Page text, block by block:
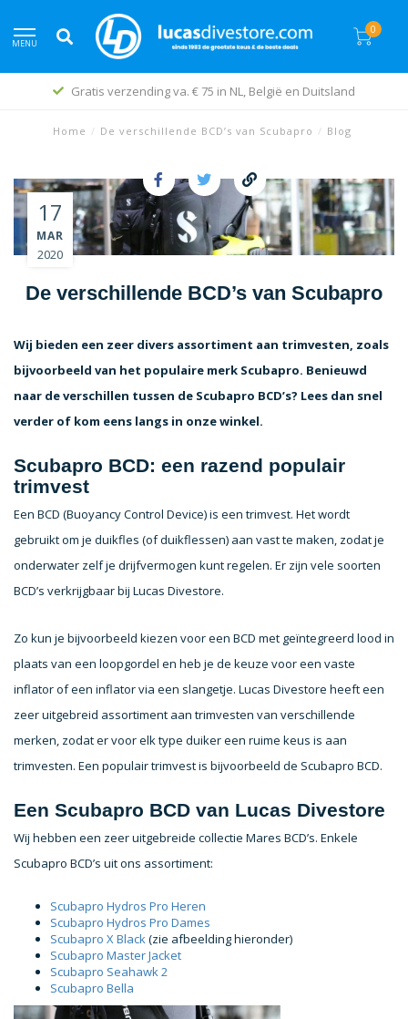
MENU
0
Gratis verzending va. € 75 in NL, België en Duitsland
Home / De verschillende BCD’s van Scubapro / Blog
17
MAR
2020
De verschillende BCD’s van Scubapro
Wij bieden een zeer divers assortiment aan trimvesten, zoals
bijvoorbeeld van het populaire merk Scubapro. Benieuwd
naar de verschillen tussen de Scubapro BCD’s? Lees dan snel
verder of kom eens langs in onze winkel.
Scubapro BCD: een razend populair
trimvest
Een BCD (Buoyancy Control Device) is een trimvest. Het wordt
gebruikt om je duikfles (of duikflessen) aan vast te maken, zodat je
onderwater zelf je drijfvermogen kunt regelen. Er zijn vele soorten
BCD’s verkrijgbaar bij Lucas Divestore.
Zo kun je bijvoorbeeld kiezen voor een BCD met geïntegreerd lood in
plaats van een loopgordel en heb je de keuze voor een vaste
inflator of een inflator via een slangetje. Lucas Divestore heeft een
zeer uitgebreid assortiment aan trimvesten van verschillende
merken, zodat er voor elk type duiker een ruime keus is aan
trimvesten. Een populair trimvest is bijvoorbeeld de Scubapro BCD.
Een Scubapro BCD van Lucas Divestore
Wij hebben een zeer uitgebreide collectie Mares BCD’s. Enkele
Scubapro BCD’s uit ons assortiment:
Scubapro Hydros Pro Heren
Scubapro Hydros Pro Dames
Scubapro X Black (zie afbeelding hieronder)
Scubapro Master Jacket
Scubapro Seahawk 2
Scubapro Bella